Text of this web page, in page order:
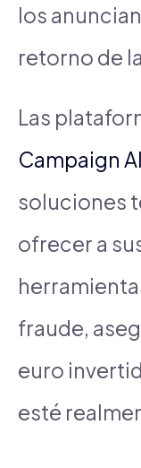
los
retorno de
Las
Campaign AI
soluciones
ofrecer a
fraude,
euro
esté